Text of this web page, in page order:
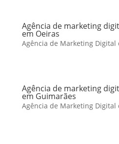
Agência de marketing
em Oeiras
Agência de Marketing Digital
Agência de marketing
em Guimarães
Agência de Marketing Digital